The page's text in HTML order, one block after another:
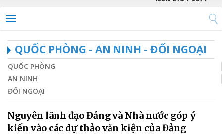
QUỐC PHÒNG - AN NINH - ĐỐI NGOẠI
QUỐC PHÒNG
AN NINH
ĐỐI NGOẠI
Nguyên lãnh đạo Đảng và Nhà nước góp ý
kiến vào các dự thảo văn kiện của Đảng